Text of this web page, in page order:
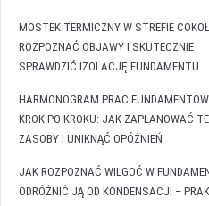
MOSTEK TERMICZNY W STREFIE
ROZPOZNAĆ OBJAWY I SKUTECZNIE
SPRAWDZIĆ IZOLACJĘ FUNDAMENTU
HARMONOGRAM PRAC
KROK PO KROKU: JAK ZAPLANOWAĆ
ZASOBY I UNIKNĄĆ OPÓŹNIEŃ
JAK ROZPOZNAĆ WILGOĆ W
ODRÓŻNIĆ JĄ OD KONDENSACJI –